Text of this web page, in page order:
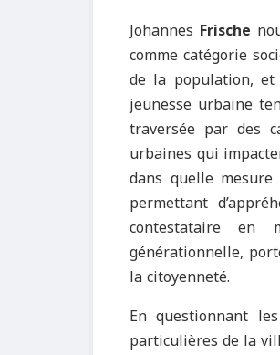
Johannes Frische
comme catégorie
de la population,
jeunesse urbaine
traversée par des
urbaines qui
dans quelle
permettant
contestataire en
générationnelle,
la citoyenneté.
En questionnant
particulières de la